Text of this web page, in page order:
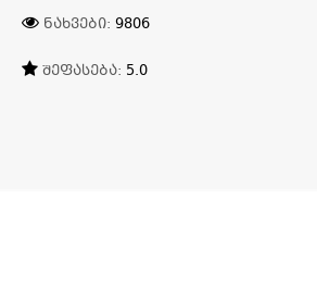
ᲜᲐᲮᲕᲔᲑᲘ: 9806
ᲨᲔᲤᲐᲡᲔᲑᲐ: 5.0